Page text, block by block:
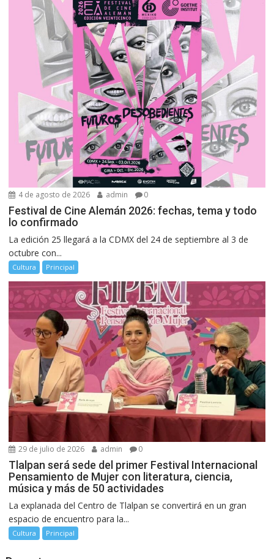
4 de agosto de 2026 admin 0
Festival de Cine Alemán 2026: fechas, tema y todo
lo confirmado
La edición 25 llegará a la CDMX del 24 de septiembre al 3 de
octubre con...
Cultura Principal
29 de julio de 2026 admin 0
Tlalpan será sede del primer Festival Internacional
Pensamiento de Mujer con literatura, ciencia,
música y más de 50 actividades
La explanada del Centro de Tlalpan se convertirá en un gran
espacio de encuentro para la...
Cultura Principal